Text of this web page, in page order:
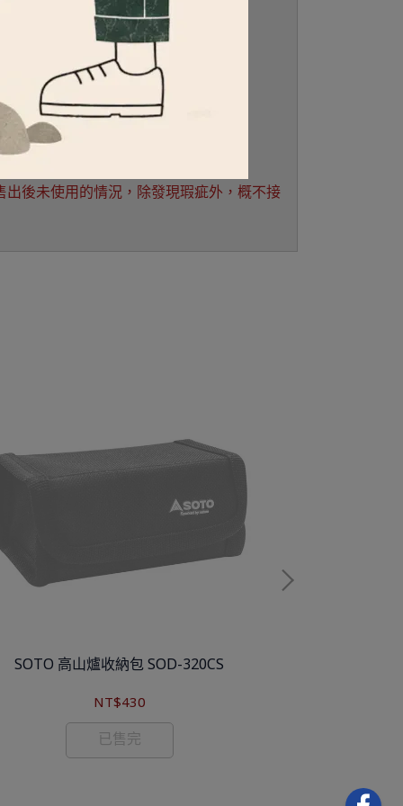
人員聯絡。
後未使用的情況，除發現瑕疵外，概不接
SOTO 高山爐收納包 SOD-320CS
NT$430
已售完